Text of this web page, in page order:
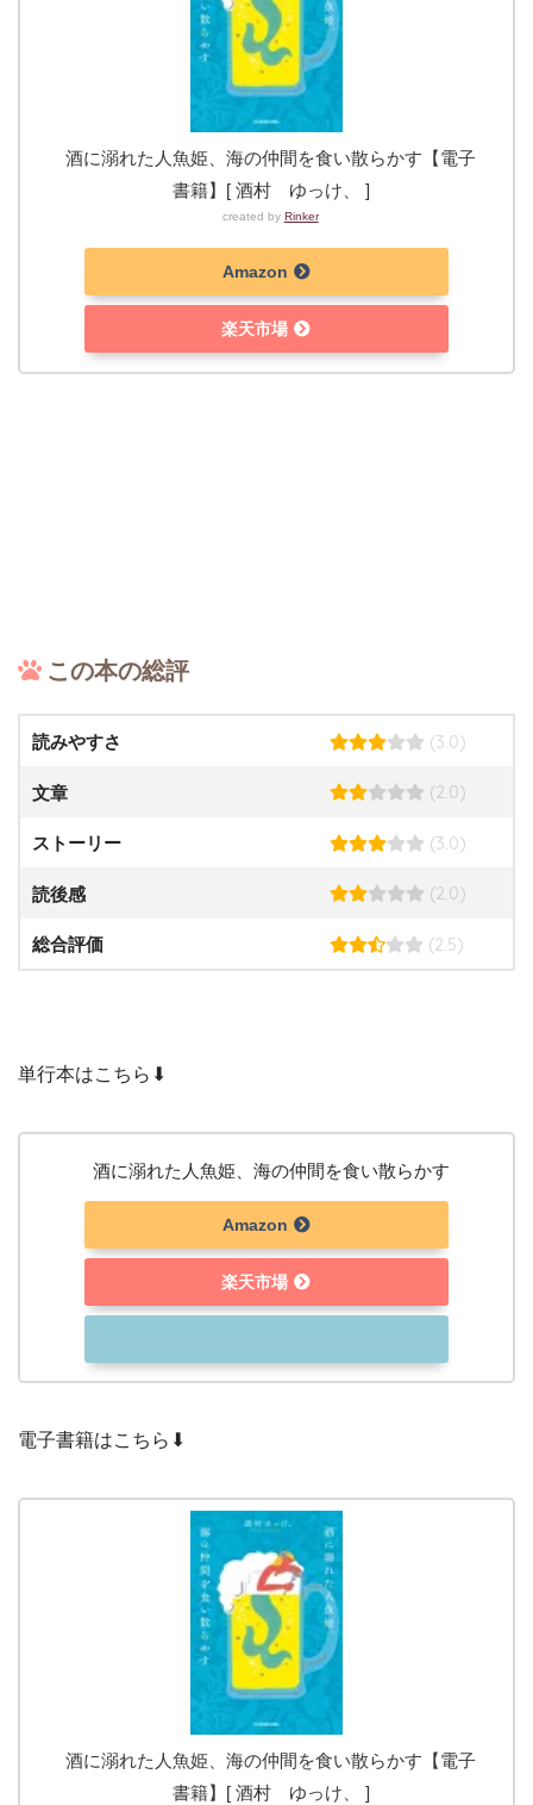
酒に溺れた人魚姫、海の仲間を食い散らかす【電子
書籍】[ 酒村 ゆっけ、 ]
created by Rinker
Amazon
楽天市場
この本の総評
読みやすさ (3.0)
文章 (2.0)
ストーリー (3.0)
読後感 (2.0)
総合評価 (2.5)
単行本はこちら⬇︎
酒に溺れた人魚姫、海の仲間を食い散らかす
Amazon
楽天市場
電子書籍はこちら⬇︎
酒に溺れた人魚姫、海の仲間を食い散らかす【電子
書籍】[ 酒村 ゆっけ、 ]